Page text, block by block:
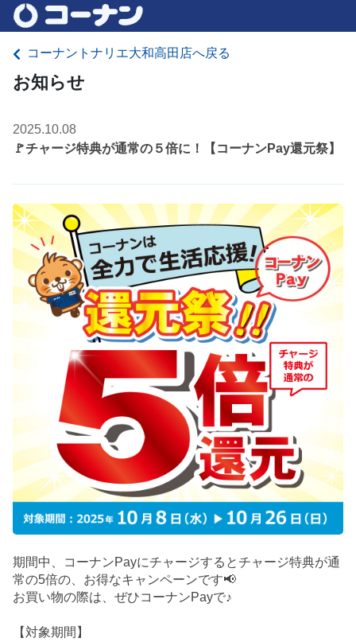
コーナントナリエ大和高田店へ戻る
お知らせ
2025.10.08
🚩チャージ特典が通常の５倍に！【コーナンPay還元祭】
期間中、コーナンPayにチャージするとチャージ特典が通
常の5倍の、お得なキャンペーンです📢
お買い物の際は、ぜひコーナンPayで♪
【対象期間】